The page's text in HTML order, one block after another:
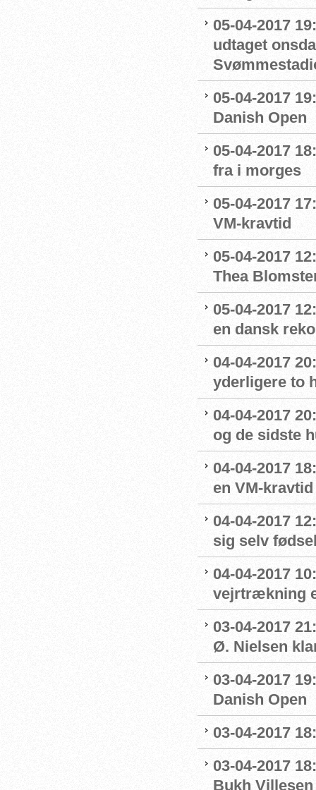
05-04-2017
udtaget
05-04-2017
Danish Open
05-04-2017
fra i morges
05-04-2017
VM-kravtid
05-04-2017
Thea
05-04-2017
en dansk
04-04-2017
yderligere to
04-04-2017
og de sidste
04-04-2017
en VM-kravtid
04-04-2017
sig selv
04-04-2017
vejrtrækning
03-04-2017
Ø. Nielsen
03-04-2017
Danish Open
03-04-2017
03-04-2017
Bukh Villesen